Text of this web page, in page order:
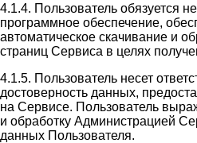
4.1.4. Пользователь обязуется
программное обеспечение,
автоматическое скачивание и
страниц Сервиса в целях
4.1.5. Пользователь несет
достоверность данных,
на Сервисе. Пользователь
и обработку Администрацией
данных Пользователя.